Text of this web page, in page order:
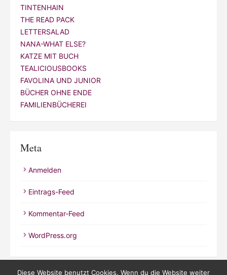
TINTENHAIN
THE READ PACK
LETTERSALAD
NANA-WHAT ELSE?
KATZE MIT BUCH
TEALICIOUSBOOKS
FAVOLINA UND JUNIOR
BÜCHER OHNE ENDE
FAMILIENBÜCHEREI
Meta
Anmelden
Eintrags-Feed
Kommentar-Feed
WordPress.org
Diese Website benutzt Cookies. Wenn du die Website weiter